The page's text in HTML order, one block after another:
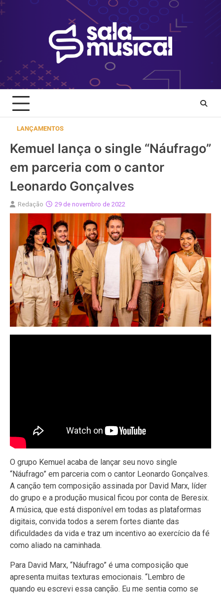
Skip
to
LANÇAMENTOS
Kemuel lança o single “Náufrago”
em parceria com o cantor
Leonardo Gonçalves
Redação 29 de novembro de 2022
O grupo Kemuel acaba de lançar seu novo single
“Náufrago” em parceria com o cantor Leonardo Gonçalves.
A canção tem composição assinada por David Marx, líder
do grupo e a produção musical ficou por conta de Beresix.
A música, que está disponível em todas as plataformas
digitais, convida todos a serem fortes diante das
dificuldades da vida e traz um incentivo ao exercício da fé
como aliado na caminhada.
Para David Marx, “Náufrago” é uma composição que
apresenta muitas texturas emocionais. “Lembro de
quando eu escrevi essa canção. Eu me sentia como se